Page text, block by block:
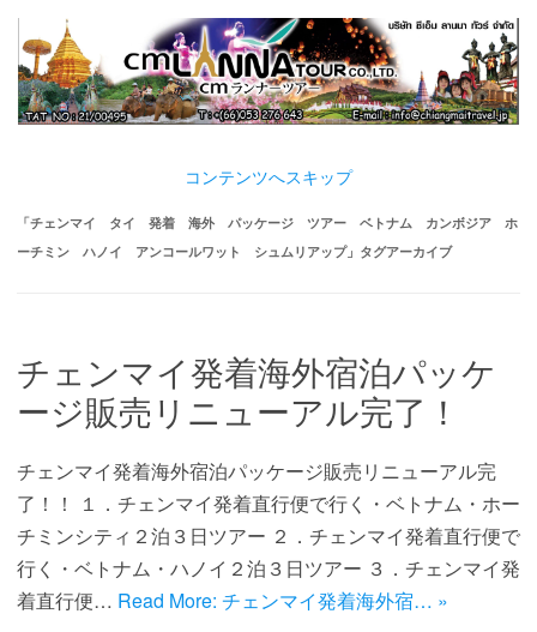
コンテンツへスキップ
「チェンマイ タイ 発着 海外 パッケージ ツアー ベトナム カンボジア ホ
ーチミン ハノイ アンコールワット シュムリアップ」タグアーカイブ
チェンマイ発着海外宿泊パッケ
ージ販売リニューアル完了！
チェンマイ発着海外宿泊パッケージ販売リニューアル完
了！！ １．チェンマイ発着直行便で行く・ベトナム・ホー
チミンシティ２泊３日ツアー ２．チェンマイ発着直行便で
行く・ベトナム・ハノイ２泊３日ツアー ３．チェンマイ発
着直行便… Read More: チェンマイ発着海外宿… »